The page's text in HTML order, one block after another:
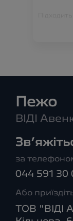
Пежо
ВІДІ
за
044 591 30
Або
ТОВ "ВІДІ